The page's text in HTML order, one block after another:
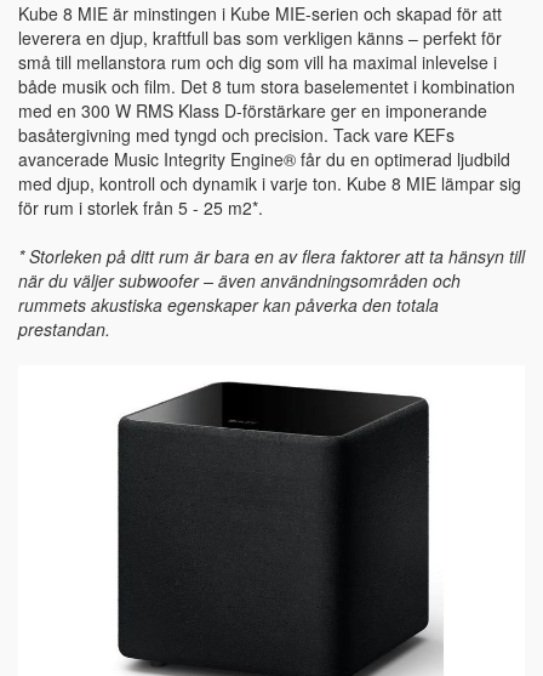
Kube 8 MIE är minstingen i Kube MIE-serien och skapad för att
leverera en djup, kraftfull bas som verkligen känns – perfekt för
små till mellanstora rum och dig som vill ha maximal inlevelse i
både musik och film. Det 8 tum stora baselementet i kombination
med en 300 W RMS Klass D-förstärkare ger en imponerande
basåtergivning med tyngd och precision. Tack vare KEFs
avancerade Music Integrity Engine® får du en optimerad ljudbild
med djup, kontroll och dynamik i varje ton. Kube 8 MIE lämpar sig
för rum i storlek från 5 - 25 m2*.
* Storleken på ditt rum är bara en av flera faktorer att ta hänsyn till
när du väljer subwoofer – även användningsområden och
rummets akustiska egenskaper kan påverka den totala
prestandan.